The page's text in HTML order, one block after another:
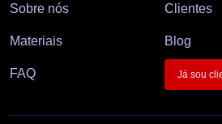
Sobre nós Clientes
Materiais Blog
FAQ Já sou